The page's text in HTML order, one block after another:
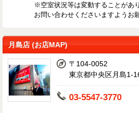
※空室状況等は変動することがあ
お問い合わせくださいますようお
月島店 (お店MAP)
〒104-0052
東京都中央区月島1-
03-5547-3770